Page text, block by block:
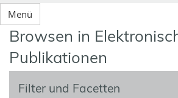
Menü
Browsen in
Publikationen
Filter und Facetten